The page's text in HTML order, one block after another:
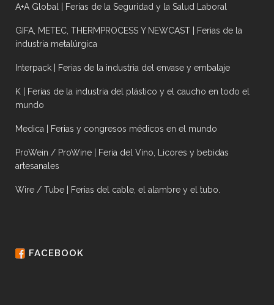
A+A Global | Ferias de la Seguridad y la Salud Laboral
GIFA, METEC, THERMPROCESS Y NEWCAST | Ferias de la
industria metalúrgica
Interpack | Ferias de la industria del envase y embalaje
K | Ferias de la industria del plástico y el caucho en todo el
mundo
Medica | Ferias y congresos médicos en el mundo
ProWein / ProWine | Feria del Vino, Licores y bebidas
artesanales
Wire / Tube | Ferias del cable, el alambre y el tubo.
FACEBOOK